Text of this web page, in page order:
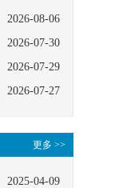
2026-08-06
2026-07-30
2026-07-29
2026-07-27
更多 >>
2025-04-09